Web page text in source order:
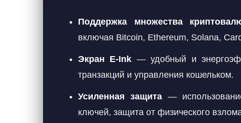
Поддержка множества
включая Bitcoin, Ethereum, Solana,
Экран E-Ink — удобный и
транзакций и управления кошельком.
Усиленная защита —
ключей, защита от физического